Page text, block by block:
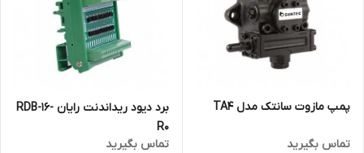
پمپ مازوت سانتک مدل TA4
تماس بگیرید
برد دیود ریداندنت رایان RDB-16-
R0
تماس بگیرید